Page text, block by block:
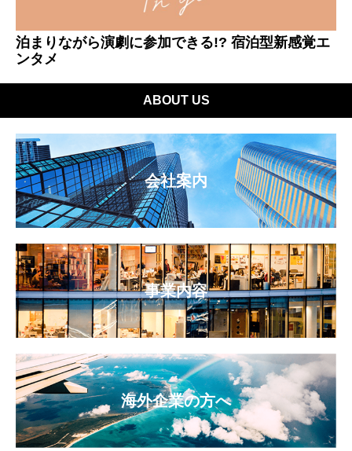
泊まりながら演劇に参加できる!? 宿泊型新感覚エ
ンタメ
ABOUT US
会社案内
事業内容
海外企業の方へ